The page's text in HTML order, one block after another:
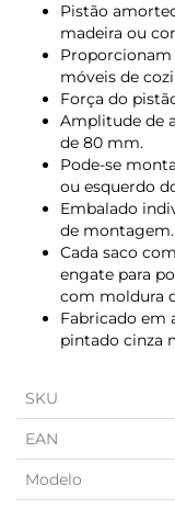
Pistão
madeira ou
móveis de
Força do
Amplitude de
de 80 mm.
Pode-se
ou esquerdo
Embalado
de montagem.
Cada saco
engate para
com moldura
Fabricado em
pintado cinza
SKU
EAN
Modelo